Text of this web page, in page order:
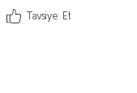
Tavsiye Et